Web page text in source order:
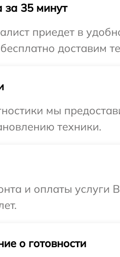
за 35 минут
приедет в
доставим
мы
техники.
и оплаты услуги
о готовности